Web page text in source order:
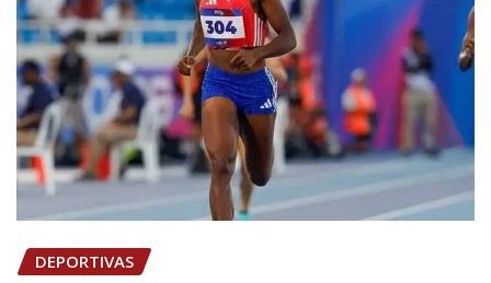
DEPORTIVAS